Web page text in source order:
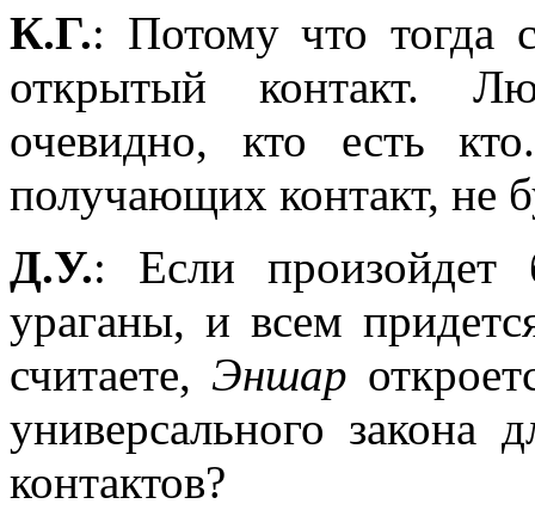
К.Г.: Потому что тогда
открытый контакт.
очевидно, кто есть
получающих контакт, не
Д.У.: Если произойдет
ураганы, и всем
считаете, Эншар
универсального закона
контактов?